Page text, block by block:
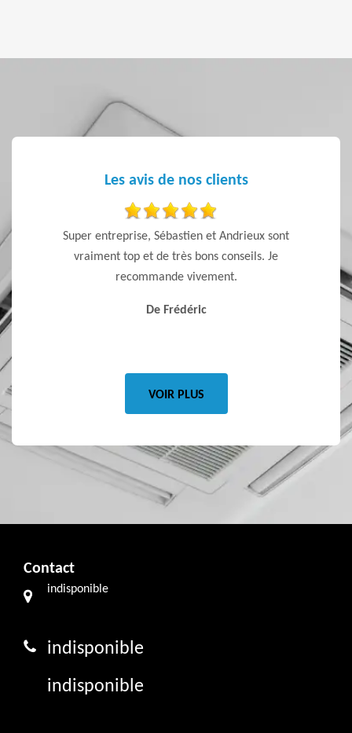
Les avis de nos clients
Super entreprise, Sébastien et Andrieux sont
vraiment top et de très bons conseils. Je
recommande vivement.
De Frédéric
la
VOIR PLUS
Contact
indisponible
indisponible
indisponible